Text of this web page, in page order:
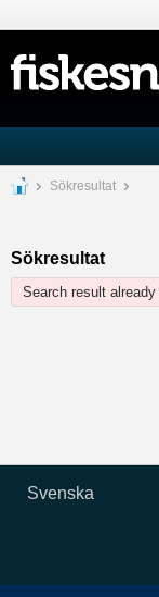
Sökresultat
Sökresultat
Search result
Svenska